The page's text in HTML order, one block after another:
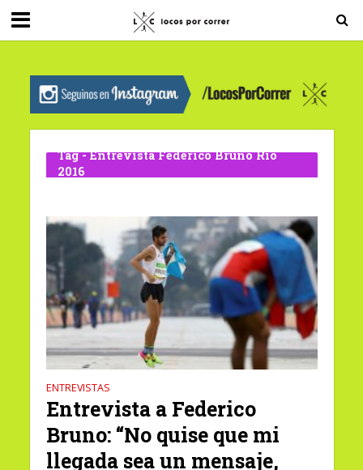
G-0X2PD3RFLV
Tag - Entrevista Federico Bruno Rio
2016
ENTREVISTAS
Entrevista a Federico
Bruno: “No quise que mi
llegada sea un mensaje,